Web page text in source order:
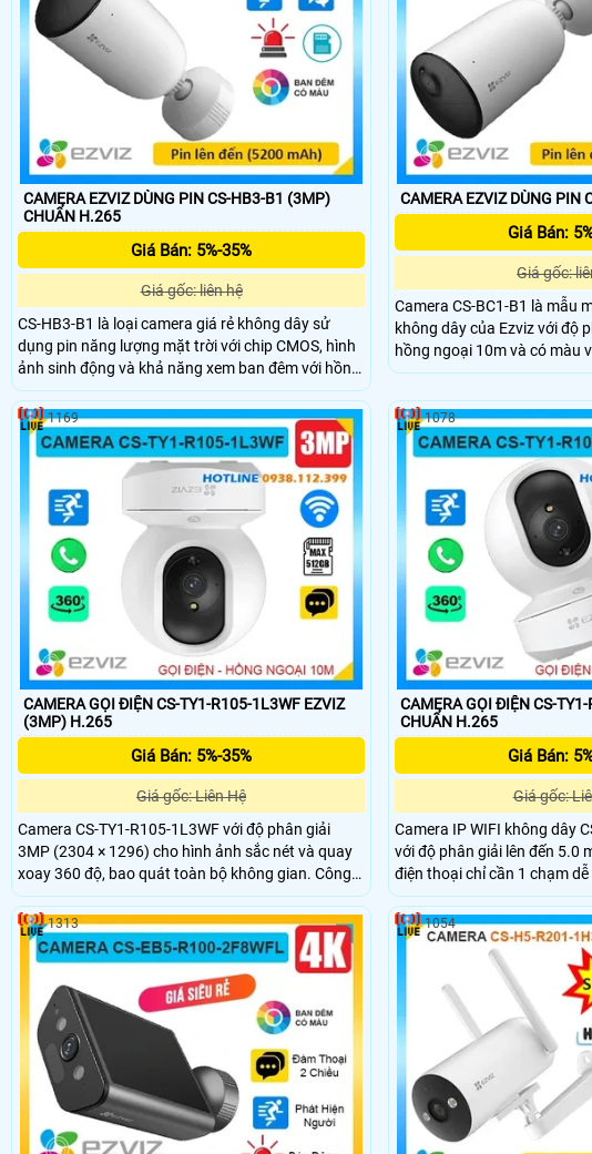
CAMERA EZVIZ DÙNG PIN CS-HB3-B1 (3MP)
CHUẨN H.265
Giá Bán: 5%-35%
Giá gốc: liên hệ
CS-HB3-B1 là loại camera giá rẻ không dây sử
dụng pin năng lượng mặt trời với chip CMOS, hình
ảnh sinh động và khả năng xem ban đêm với hồng
ngoại 15m có hỗ trợ màu ban đêm. Độ phân giải
3.0 MP và tích hợp công nghệ nhận biết người giúp
cho hình ảnh luôn chất lượng, đàm thoại 2 chiều
chống chịu được mọi thời tiết tấm pin sử dụng lên
đến 120 ngày (5200 mAh) .
CAMERA EZVIZ DÙNG PIN
Giá Bán:
Giá gốc:
Camera CS-BC1-B1 là mẫu
không dây của Ezviz với độ
hồng ngoại 10m và có màu
tích hợp pin sạc Lithium
chuyển động của con
nước IP66, camera hoạt
điều kiện thời tiết.
CAMERA GỌI ĐIỆN CS-TY1-R105-1L3WF EZVIZ
(3MP) H.265
Giá Bán: 5%-35%
Giá gốc: Liên Hệ
Camera CS-TY1-R105-1L3WF với độ phân giải
3MP (2304 × 1296) cho hình ảnh sắc nét và quay
xoay 360 độ, bao quát toàn bộ không gian. Công
nghệ nén H.265 giúp tiết kiệm băng thông, tích
hợp AI phát hiện và theo dõi chuyển động thông
minh. Ngoài ra, camera hỗ trợ thẻ nhớ lên đến
512GB, đàm thoại hai chiều với micro và loa tích
hợp, cùng hồng ngoại 10m giúp quan sát rõ ràng
cả trong đêm.
1169
CAMERA GỌI ĐIỆN CS-
CHUẨN H.265
Giá Bán:
Giá gốc:
Camera IP WIFI không dây
với độ phân giải lên đến 5.0
điện thoại chỉ cần 1 chạm
điện thoại hồng ngoại tầm
được thiết kế mỹ thuật cao
khả năng xoay 360 độ tích
thoại 2 chiều, phát hiện và
thông minh camera cho
1078
1313 1054